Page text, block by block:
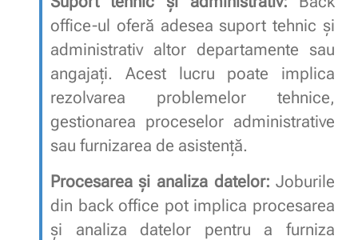
office-ul oferă adesea suport tehnic și
administrativ altor departamente sau
angajați. Acest lucru poate implica
rezolvarea problemelor tehnice,
gestionarea proceselor administrative
sau furnizarea de asistență.
Procesarea și analiza datelor:Joburile
din back office pot implica procesarea
și analiza datelor pentru a furniza